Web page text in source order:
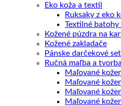
Eko koža a textil
Ruksaky z eko
Textilné batohy
Kožené púzdra na
Kožené zakladače
Pánske darčekové
Ručná maľba a tvorba
Maľované
Maľované
Maľované
Maľované